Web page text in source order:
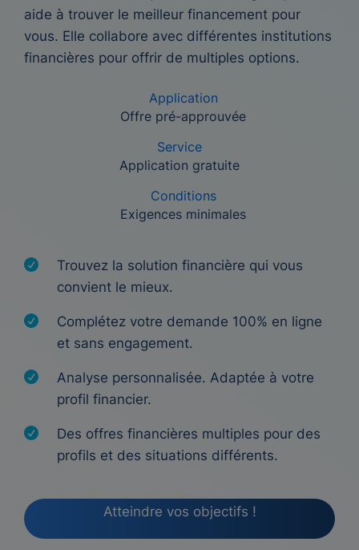
aide à trouver le meilleur financement pour
vous. Elle collabore avec différentes institutions
financières pour offrir de multiples options.
Application
Offre pré-approuvée
Service
Application gratuite
Conditions
Exigences minimales
Trouvez la solution financière qui vous
convient le mieux.
Complétez votre demande 100% en ligne
et sans engagement.
Analyse personnalisée. Adaptée à votre
profil financier.
Des offres financières multiples pour des
profils et des situations différents.
Atteindre vos objectifs !